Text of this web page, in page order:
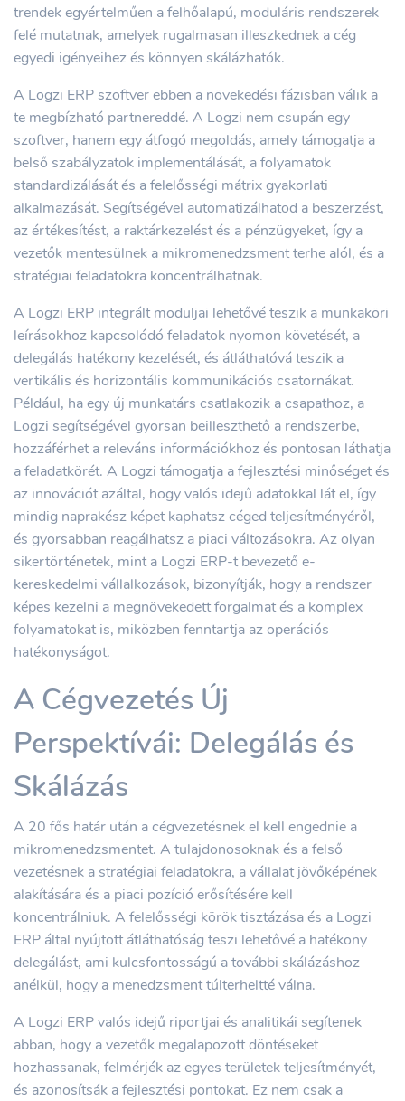
trendek egyértelműen a felhőalapú, moduláris rendszerek
felé mutatnak, amelyek rugalmasan illeszkednek a cég
egyedi igényeihez és könnyen skálázhatók.
A Logzi ERP szoftver ebben a növekedési fázisban válik a
te megbízható partnereddé. A Logzi nem csupán egy
szoftver, hanem egy átfogó megoldás, amely támogatja a
belső szabályzatok implementálását, a folyamatok
standardizálását és a felelősségi mátrix gyakorlati
alkalmazását. Segítségével automatizálhatod a beszerzést,
az értékesítést, a raktárkezelést és a pénzügyeket, így a
vezetők mentesülnek a mikromenedzsment terhe alól, és a
stratégiai feladatokra koncentrálhatnak.
A Logzi ERP integrált moduljai lehetővé teszik a munkaköri
leírásokhoz kapcsolódó feladatok nyomon követését, a
delegálás hatékony kezelését, és átláthatóvá teszik a
vertikális és horizontális kommunikációs csatornákat.
Például, ha egy új munkatárs csatlakozik a csapathoz, a
Logzi segítségével gyorsan beilleszthető a rendszerbe,
hozzáférhet a releváns információkhoz és pontosan láthatja
a feladatkörét. A Logzi támogatja a fejlesztési minőséget és
az innovációt azáltal, hogy valós idejű adatokkal lát el, így
mindig naprakész képet kaphatsz céged teljesítményéről,
és gyorsabban reagálhatsz a piaci változásokra. Az olyan
sikertörténetek, mint a Logzi ERP-t bevezető e-
kereskedelmi vállalkozások, bizonyítják, hogy a rendszer
képes kezelni a megnövekedett forgalmat és a komplex
folyamatokat is, miközben fenntartja az operációs
hatékonyságot.
A Cégvezetés Új
Perspektívái: Delegálás és
Skálázás
A 20 fős határ után a cégvezetésnek el kell engednie a
mikromenedzsmentet. A tulajdonosoknak és a felső
vezetésnek a stratégiai feladatokra, a vállalat jövőképének
alakítására és a piaci pozíció erősítésére kell
koncentrálniuk. A felelősségi körök tisztázása és a Logzi
ERP által nyújtott átláthatóság teszi lehetővé a hatékony
delegálást, ami kulcsfontosságú a további skálázáshoz
anélkül, hogy a menedzsment túlterheltté válna.
A Logzi ERP valós idejű riportjai és analitikái segítenek
abban, hogy a vezetők megalapozott döntéseket
hozhassanak, felmérjék az egyes területek teljesítményét,
és azonosítsák a fejlesztési pontokat. Ez nem csak a